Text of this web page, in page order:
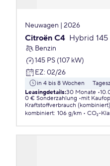
Neuwagen | 2026
Citroën C4 Hybrid
Benzin
145 PS (107 kW)
EZ: 02/26
in 4 bis 8 Wochen
Leasingdetails:30 Monate
0 € Sonderzahlung
mit
Kraftstoffverbrauch (kombiniert)
kombiniert: 106 g/km CO₂-